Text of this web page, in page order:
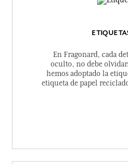
En Fragonard, cada
oculto, no debe
hemos adoptado la
etiqueta de papel